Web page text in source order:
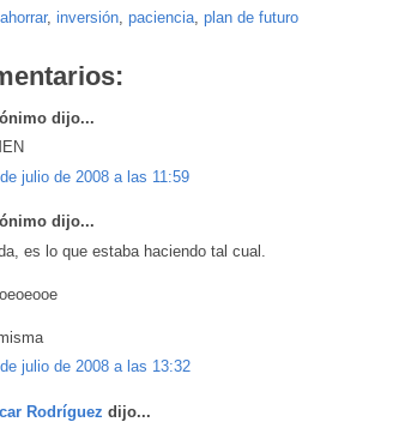
ahorrar, inversión paciencia plan de futuro
dijo...
julio de 2008 a las 11:59
dijo...
es lo que estaba haciendo tal cual.
julio de 2008 a las 13:32
Rodríguez dijo...